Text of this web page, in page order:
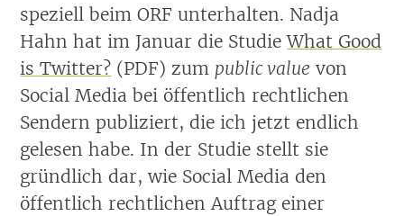
speziell beim ORF unterhalten. Nadja
Hahn hat im Januar die StudieWhat Good
is Twitter? (PDF) zum public value von
Social Media bei öffentlich rechtlichen
Sendern publiziert, die ich jetzt endlich
gelesen habe. In der Studie stellt sie
gründlich dar, wie Social Media den
öffentlich rechtlichen Auftrag einer